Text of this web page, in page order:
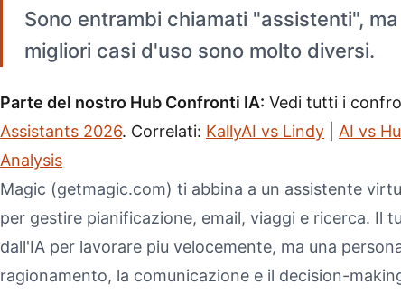
Sono entrambi chiamati "assistenti",
migliori casi d'uso sono molto diversi.
Parte del nostro Hub Confronti IA: Vedi tutti i
Assistants 2026. Correlati: KallyAI vs Lindy AI vs
Analysis
Magic (getmagic.com) ti abbina a un assistente
per gestire pianificazione, email, viaggi e ricerca. Il
dall'IA per lavorare piu velocemente, ma una
ragionamento, la comunicazione e il decision-